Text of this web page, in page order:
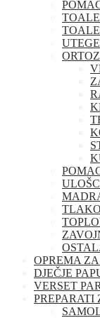
OPREMA
DJEČJE
VERSET
PREPARATI